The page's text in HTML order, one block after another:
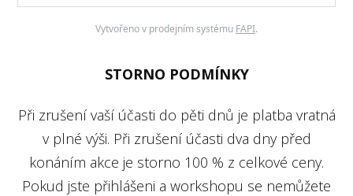
Vytvořeno v prodejním systému FAPI.
STORNO PODMÍNKY
Při zrušení vaší účasti do pěti dnů je platba vratná
v plné výši. Při zrušení účasti dva dny před
konáním akce je storno 100 % z celkové ceny.
Pokud jste přihlášeni a workshopu se nemůžete